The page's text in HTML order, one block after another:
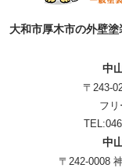
大和市厚木市の外壁
中
〒243-
フリ
TEL:
中
〒242-0008